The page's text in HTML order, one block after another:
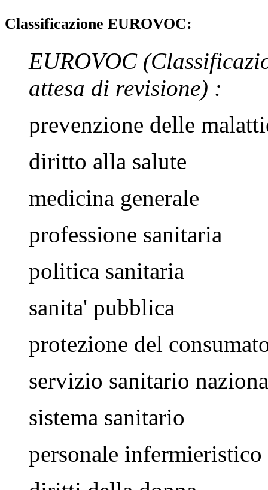
Classificazione EUROVOC:
EUROVOC
attesa di revisione) :
prevenzione delle
diritto alla salute
medicina generale
professione sanitaria
politica sanitaria
sanita' pubblica
protezione del
servizio sanitario
sistema sanitario
personale infermieristico